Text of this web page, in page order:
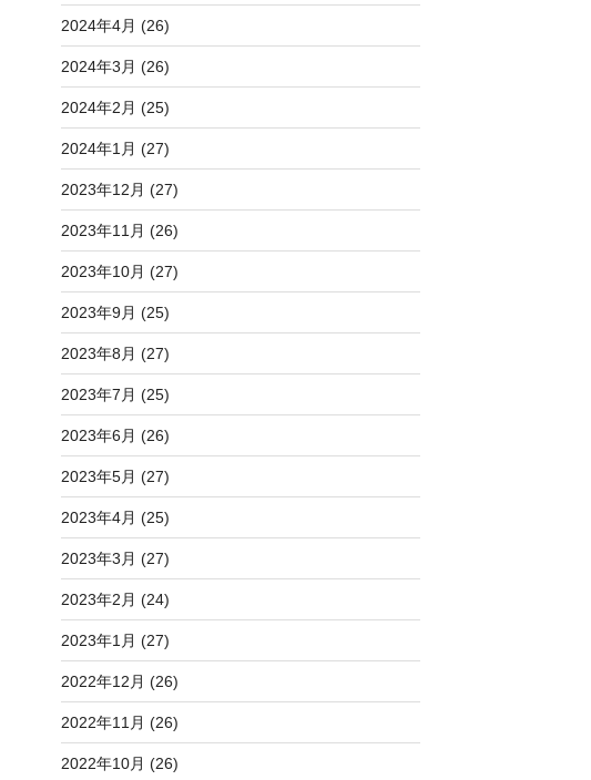
2024年4月 (26)
2024年3月 (26)
2024年2月 (25)
2024年1月 (27)
2023年12月 (27)
2023年11月 (26)
2023年10月 (27)
2023年9月 (25)
2023年8月 (27)
2023年7月 (25)
2023年6月 (26)
2023年5月 (27)
2023年4月 (25)
2023年3月 (27)
2023年2月 (24)
2023年1月 (27)
2022年12月 (26)
2022年11月 (26)
2022年10月 (26)